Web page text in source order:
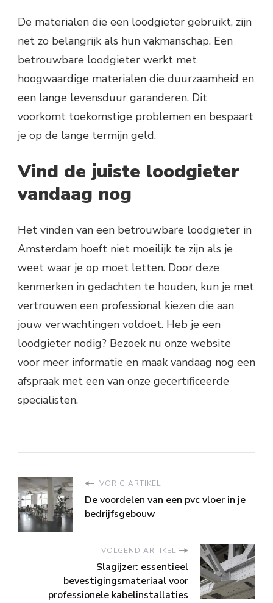
De materialen die een loodgieter gebruikt, zijn
net zo belangrijk als hun vakmanschap. Een
betrouwbare loodgieter werkt met
hoogwaardige materialen die duurzaamheid en
een lange levensduur garanderen. Dit
voorkomt toekomstige problemen en bespaart
je op de lange termijn geld.
Vind de juiste loodgieter
vandaag nog
Het vinden van een betrouwbare loodgieter in
Amsterdam hoeft niet moeilijk te zijn als je
weet waar je op moet letten. Door deze
kenmerken in gedachten te houden, kun je met
vertrouwen een professional kiezen die aan
jouw verwachtingen voldoet. Heb je een
loodgieter nodig? Bezoek nu onze website
voor meer informatie en maak vandaag nog een
afspraak met een van onze gecertificeerde
specialisten.
VORIG ARTIKEL
De voordelen van een pvc vloer in je
bedrijfsgebouw
VOLGEND ARTIKEL
Slagijzer: essentieel
bevestigingsmateriaal voor
professionele kabelinstallaties